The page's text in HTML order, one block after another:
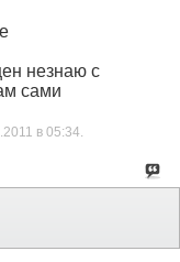
незнаю с
сами
в 05:34.